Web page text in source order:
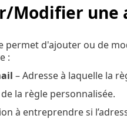
Modifier une
permet d'ajouter ou de
:
– Adresse à laquelle la
la règle personnalisée.
à entreprendre si